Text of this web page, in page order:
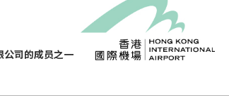
公司的成员之一